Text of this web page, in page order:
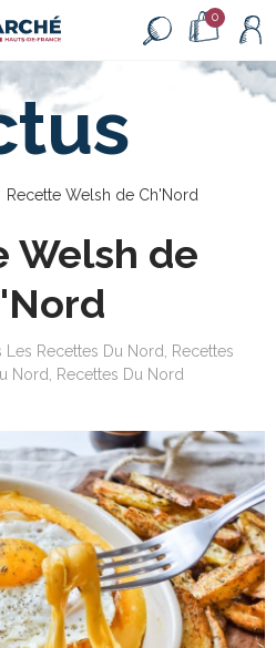
0
Recette Welsh de Ch'Nord
Welsh de
Les Recettes Du Nord
Recettes
Nord
Recettes Du Nord